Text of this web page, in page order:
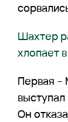
Шахтер
хлопает
Первая –
Он